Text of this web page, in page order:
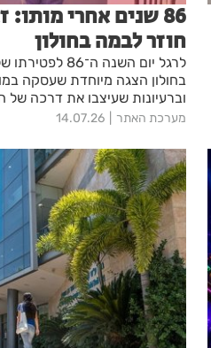
86 שנים אחרי
חוזר לבמה בחולון
לרגל יום השנה
בחולון הצגה מיוחדת שעסקה
וברעיונות שעיצבו את דרכה של
שיח גם בימינו.
מערכת האתר 14.07.26